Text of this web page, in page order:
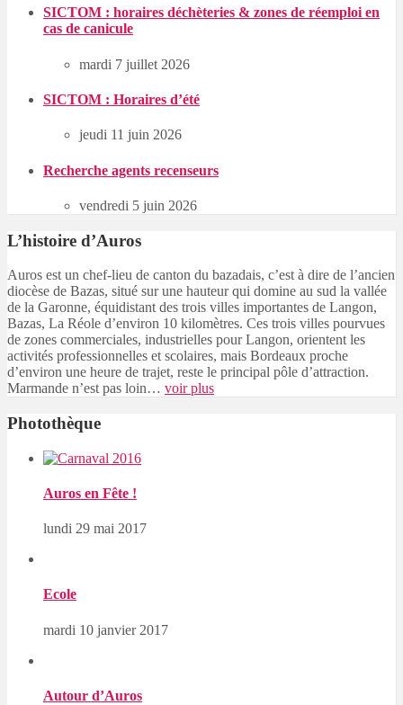
SICTOM : horaires déchèteries & zones de réemploi en
cas de canicule
mardi 7 juillet 2026
SICTOM : Horaires d’été
jeudi 11 juin 2026
Recherche agents recenseurs
vendredi 5 juin 2026
L’histoire d’Auros
Auros est un chef-lieu de canton du bazadais, c’est à dire de l’ancien
diocèse de Bazas, situé sur une hauteur qui domine au sud la vallée
de la Garonne, équidistant des trois villes importantes de Langon,
Bazas, La Réole d’environ 10 kilomètres. Ces trois villes pourvues
de zones commerciales, industrielles pour Langon, orientent les
activités professionnelles et scolaires, mais Bordeaux proche
d’environ une heure de trajet, reste le principal pôle d’attraction.
Marmande n’est pas loin… voir plus
Photothèque
Auros en Fête !
lundi 29 mai 2017
Ecole
mardi 10 janvier 2017
Autour d’Auros